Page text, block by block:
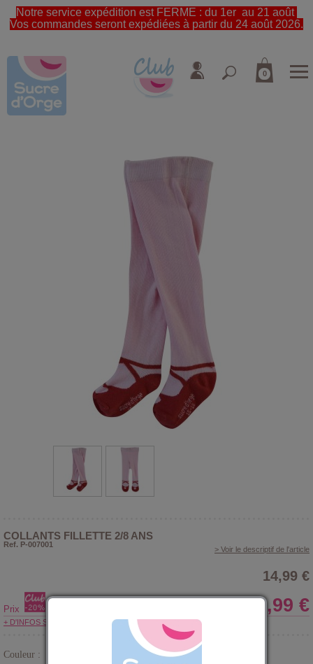
Notre service expédition est FERME : du 1er au 21 août
Vos commandes seront expédiées à partir du 24 août 2026.
0
COLLANTS FILLETTE 2/8 ANS
Ref. P-007001
> Voir le descriptif de l'article
14,99 €
Prix 11,99 €
+ D'INFOS SUR LE CLUB
Couleur :